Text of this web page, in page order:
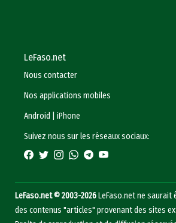
LeFaso.net
Nous contacter
Nos applications mobiles
Android
|iPhone
Suivez nous sur les réseaux sociaux:
LeFaso.net © 2003-2026LeFaso.net ne
des contenus "articles" provenant des sites